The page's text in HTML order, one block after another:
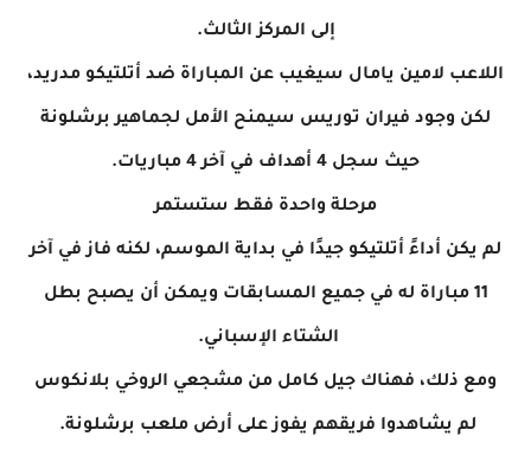
إلى المركز الثالث.
اللاعب لامين يامال سيغيب عن المباراة ضد أتلتيكو مدريد،
لكن وجود فيران توريس سيمنح الأمل لجماهير برشلونة
حيث سجل 4 أهداف في آخر 4 مباريات.
مرحلة واحدة فقط ستستمر
لم يكن أداءً أتلتيكو جيدًا في بداية الموسم، لكنه فاز في آخر
11 مباراة له في جميع المسابقات ويمكن أن يصبح بطل
الشتاء الإسباني.
ومع ذلك، فهناك جيل كامل من مشجعي الروخي بلانكوس
لم يشاهدوا فريقهم يفوز على أرض ملعب برشلونة.